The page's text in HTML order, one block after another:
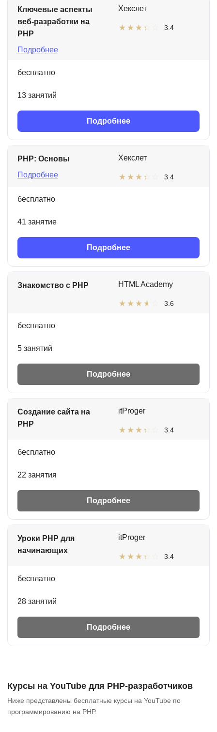
Ключевые аспекты
веб-разработки на
PHP
Подробнее
Хекслет
3.4
бесплатно
13 занятий
Подробнее
PHP: Основы
Подробнее
Хекслет
3.4
бесплатно
41 занятие
Подробнее
Знакомство с PHP HTML Academy
3.6
бесплатно
5 занятий
Подробнее
Создание сайта на
PHP
itProger
3.4
бесплатно
22 занятия
Подробнее
Уроки PHP для
начинающих
itProger
3.4
бесплатно
28 занятий
Подробнее
Курсы на YouTube для PHP-разработчиков
Ниже представлены бесплатные курсы на YouTube по
программированию на PHP.